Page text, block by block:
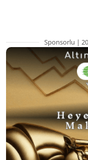
Sponsorlu |